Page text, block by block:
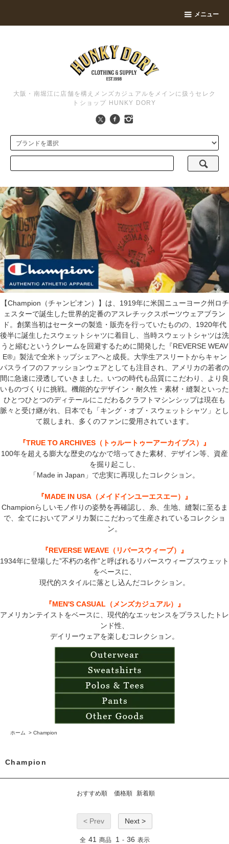
メニュー
大阪・南堀江に店舗を構えメンズカジュアルをメインに扱うセレク
トショップ HUNKY DORY
【Champion（チャンピオン）】は、1919年に米国ニューヨーク州ロチ
ェスターで誕生した世界的定番のアスレチックスポーツウェアブラン
ド。創業当初はセーターの製造・販売を行っていたものの、1920年代
後半に誕生したスウェットシャツに着目し、当時スウェットシャツは洗
うと縮むというクレームを回避するために開発した『REVERSE WEAV
E®』製法で全米トップシェアへと成長。大学生アスリートからキャン
パスライフのファッションウェアとしても注目され、アメリカの若者の
間に急速に浸透していきました。いつの時代も品質にこだわり、より良
いものづくりに挑戦。機能的なデザイン・耐久性・素材・縫製といった
ひとつひとつのディテールにこだわるクラフトマシンシップは現在も
脈々と受け継がれ、日本でも「キング・オブ・スウェットシャツ」とし
て親しまれ、多くのファンに愛用されています。
『TRUE TO ARCHIVES（トゥルートゥーアーカイブス）』
100年を超える膨大な歴史のなかで培ってきた素材、デザイン等、資産
を掘り起こし、
「Made in Japan」で忠実に再現したコレクション。
『MADE IN USA（メイドインユーエスエー）』
Championらしいモノ作りの姿勢を再確認し、糸、生地、縫製に至るま
で、全てにおいてアメリカ製にこだわって生産されているコレクショ
ン。
『REVERSE WEAVE（リバースウィーブ）』
1934年に登場した”不朽の名作”と呼ばれるリバースウィーブスウェット
をベースに、
現代的スタイルに落とし込んだコレクション。
『MEN'S CASUAL（メンズカジュアル）』
アメリカンテイストをベースに、現代的なエッセンスをプラスしたトレ
ンド性、
デイリーウェアを楽しむコレクション。
ホーム > Champion
Champion
おすすめ順 価格順 新着順
< Prev Next >
全 41 商品 1 - 36 表示